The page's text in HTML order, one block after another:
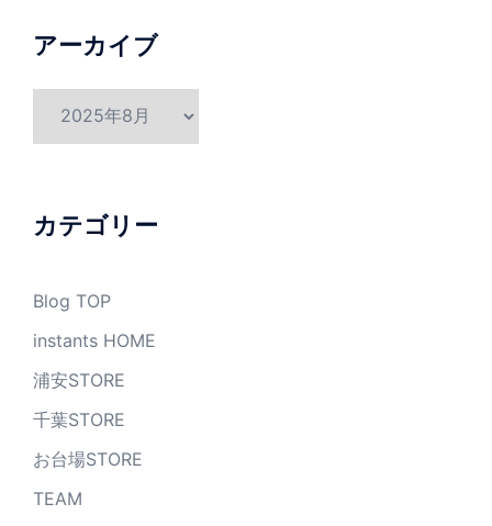
アーカイブ
ブ
カテゴリー
Blog TOP
instants HOME
浦安STORE
千葉STORE
お台場STORE
TEAM